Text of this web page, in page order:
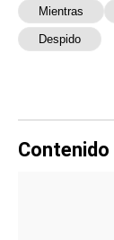
Mientras
Despido